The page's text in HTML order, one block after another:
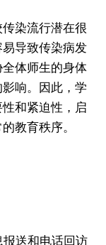
染流行潜在很
导致传染病发
体师生的身体
响。因此，学
和紧迫性，启
教育秩序。
送和电话回访